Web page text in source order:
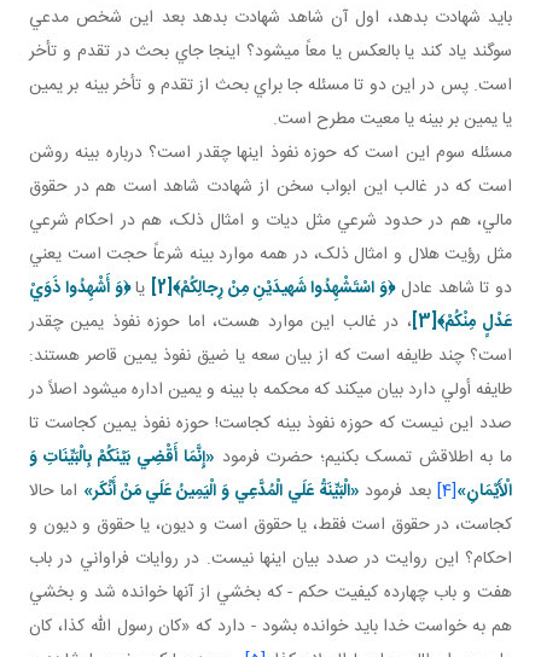
بايد شهادت بدهد، اول آن شاهد شهادت بدهد بعد اين شخص مدعي
سوگند ياد کند يا بالعکس يا معاً مي شود؟ اينجا جاي بحث در تقدم و تأخر
است. پس در اين دو تا مسئله جا براي بحث از تقدم و تأخر بينه بر يمين
يا يمين بر بينه يا معيت مطرح است.
مسئله سوم اين است که حوزه نفوذ اينها چقدر است؟ درباره بينه روشن
است که در غالب اين ابواب سخن از شهادت شاهد است هم در حقوق
مالي، هم در حدود شرعي مثل ديات و امثال ذلک، هم در احکام شرعي
مثل رؤيت هلال و امثال ذلک، در همه موارد بينه شرعاً حجت است يعني
دو تا شاهد عادل﴿وَ اسْتَشْهِدُوا شَهيدَيْنِ مِنْ رِجالِكُمْ﴾[2] يا﴿وَ أَشْهِدُوا ذَوَيْ
عَدْلٍ مِنْكُمْ﴾[3]
، در غالب اين موارد هست، اما حوزه نفوذ يمين چقدر
است؟ چند طايفه است که از بيان سعه يا ضيق نفوذ يمين قاصر هستند:
طايفه أولي دارد بيان مي کند که محکمه با بينه و يمين اداره مي شود اصلاً در
صدد اين نيست که حوزه نفوذ بينه کجاست! حوزه نفوذ يمين کجاست تا
ما به اطلاقش تمسک بکنيم؛ حضرت فرمود «إِنَّمَا أَقْضِي بَيْنَكُمْ بِالْبَيِّنَاتِ وَ
الْأَيْمَانِ»[4] بعد فرمود «الْبَيِّنَةُ عَلَي الْمُدَّعِي وَ الْيَمِينُ عَلَي مَنْ أَنْكَر» اما حالا
کجاست، در حقوق است فقط، يا حقوق است و ديون، يا حقوق و ديون و
احکام؟ اين روايت در صدد بيان اينها نيست. در روايات فراواني در باب
هفت و باب چهارده کيفيت حکم - که بخشي از آنها خوانده شد و بخشي
هم به خواست خدا بايد خوانده بشود - دارد که «کان رسول الله کذا، کان